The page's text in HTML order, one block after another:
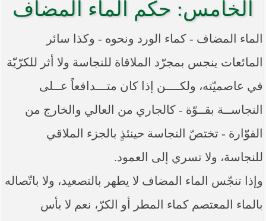
----- تصريح حول الأوضاع الراهنة في العراق
(14/06/2014) -----
ما ورد في خطبة الجمعة لممثل المرجعية الدينية العليا
في كربلاء المقدسة فضيلة العلاّمة الشيخ عبد المهدي
الكربلائي في (14/ شعبان /1435هـ) الموافق ( 13/6/2014م
) بعد سيطرة (داعش) على مناطق واسعة في محافظتي
نينوى وصلاح الدين وإعلانها أنها تستهدف بقية
المحافظات
بيان صادر من مكتب سماحة السيد السيستاني -دام ظلّه
- في النجف الأشرف حول التطورات الأمنية الأخيرة في
محافظة نينوى
الخامس: حكم الماء المضاف
الماء المضاف - كماء الورد ونحوه - وكذا سائر
المائعات ينجس بمجرّد الملاقاة للنجاسة ولا أثر للكرّيّة
في عاصميّته، ولكــــن إذا كان متـــدافعاً عــلى
النجاســة بقــوّة - كالجاري من العالي والخارج من
الفوّارة - تختصّ النجاسة حينئذٍ بالجزء الملاقي
للنجاسة، ولا تسري إلى العمود.
وإذا تنجّس الماء المضاف لا يطهر بالتصعيد، ولا باتّصاله
بالماء المعتصم كماء المطر أو الكرّ، نعم لا بأس